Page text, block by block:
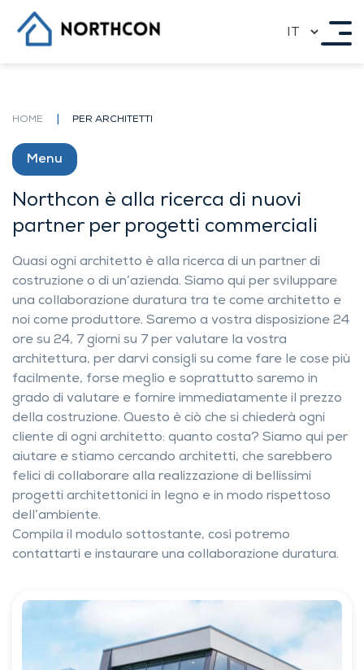
content
ESPERIENZA VENTENNALE SUI MERCATI
INTERNAZIONALI
I nostri migliori progetti
Progetti premiati da noi
I nostri prodotti
Impatto sull’ecologia
Contatti
LE NOSTRE CASE
Architettura individuale
Case a schiera, case a schiera, case doppie
Case di appartamenti
Saune
Visita alla Casa
OPPORTUNITÀ DI COOPERAZIONE
Per Architetti
Per i rivenditori
Per costruttori di edifici pubblici e statali
Offerte di lavoro
HOME PER ARCHITETTI
Menu
Northcon è alla ricerca di nuovi
partner per progetti commerciali
Quasi ogni architetto è alla ricerca di un partner di
costruzione o di un’azienda. Siamo qui per sviluppare
una collaborazione duratura tra te come architetto e
noi come produttore. Saremo a vostra disposizione 24
ore su 24, 7 giorni su 7 per valutare la vostra
architettura, per darvi consigli su come fare le cose più
facilmente, forse meglio e soprattutto saremo in
grado di valutare e fornire immediatamente il prezzo
della costruzione. Questo è ciò che si chiederà ogni
cliente di ogni architetto: quanto costa? Siamo qui per
aiutare e stiamo cercando architetti, che sarebbero
felici di collaborare alla realizzazione di bellissimi
progetti architettonici in legno e in modo rispettoso
dell’ambiente.
Compila il modulo sottostante, così potremo
contattarti e instaurare una collaborazione duratura.